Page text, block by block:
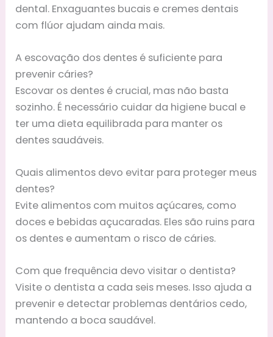
dental. Enxaguantes bucais e cremes dentais
com flúor ajudam ainda mais.
A escovação dos dentes é suficiente para
prevenir cáries?
Escovar os dentes é crucial, mas não basta
sozinho. É necessário cuidar da higiene bucal e
ter uma dieta equilibrada para manter os
dentes saudáveis.
Quais alimentos devo evitar para proteger meus
dentes?
Evite alimentos com muitos açúcares, como
doces e bebidas açucaradas. Eles são ruins para
os dentes e aumentam o risco de cáries.
Com que frequência devo visitar o dentista?
Visite o dentista a cada seis meses. Isso ajuda a
prevenir e detectar problemas dentários cedo,
mantendo a boca saudável.